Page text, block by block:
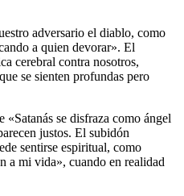
adversario el diablo, como
a quien devorar». El
cerebral contra nosotros,
se sienten profundas pero
«Satanás se disfraza como ángel
justos. El subidón
sentirse espiritual, como
a mi vida», cuando en realidad